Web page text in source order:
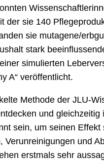
der sie 140
sie mutagene/
stark
simulierten
A“ veröffentlicht.
Methode der JLU-
und
sein, um seinen
Verunreinigungen und
erstmals sehr